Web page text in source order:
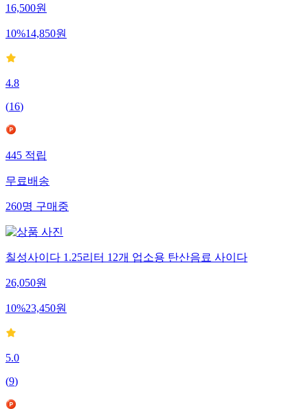
16,500원
10%14,850원
4.8
(16)
445적립
무료배송
260명구매중
칠성사이다 1.25리터 12개 업소용 탄산음료 사이다
26,050원
10%23,450원
5.0
(9)